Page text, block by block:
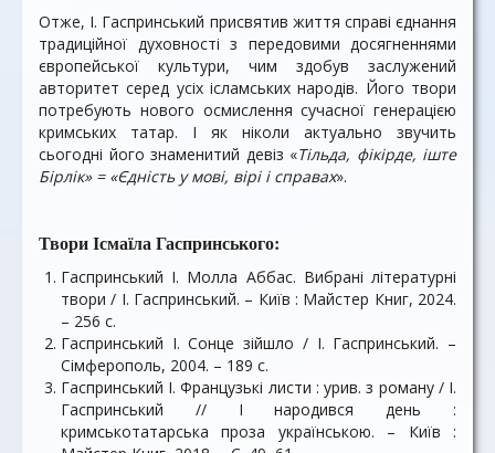
Отже, І. Гаспринський присвятив життя справі єднання
традиційної духовності з передовими досягненнями
європейської культури, чим здобув заслужений
авторитет серед усіх ісламських народів. Його твори
потребують нового осмислення сучасної генерацією
кримських татар. І як ніколи актуально звучить
сьогодні його знаменитий девіз «Тільда, фікірде, іште
Бірлік» = «Єдність у мові, вірі і справах».
Твори Ісмаїла Гаспринського:
Гаспринський І. Молла Аббас. Вибрані літературні
твори / І. Гаспринський. – Київ : Майстер Книг, 2024.
– 256 с.
Гаспринський І. Сонце зійшло / І. Гаспринський. –
Сімферополь, 2004. – 189 с.
Гаспринський І. Французькі листи : урив. з роману / І.
Гаспринський // І народився день :
кримськотатарська проза українською. – Київ :